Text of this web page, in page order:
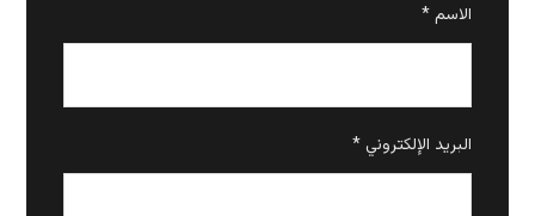
الاسم*
البريد الإلكتروني*